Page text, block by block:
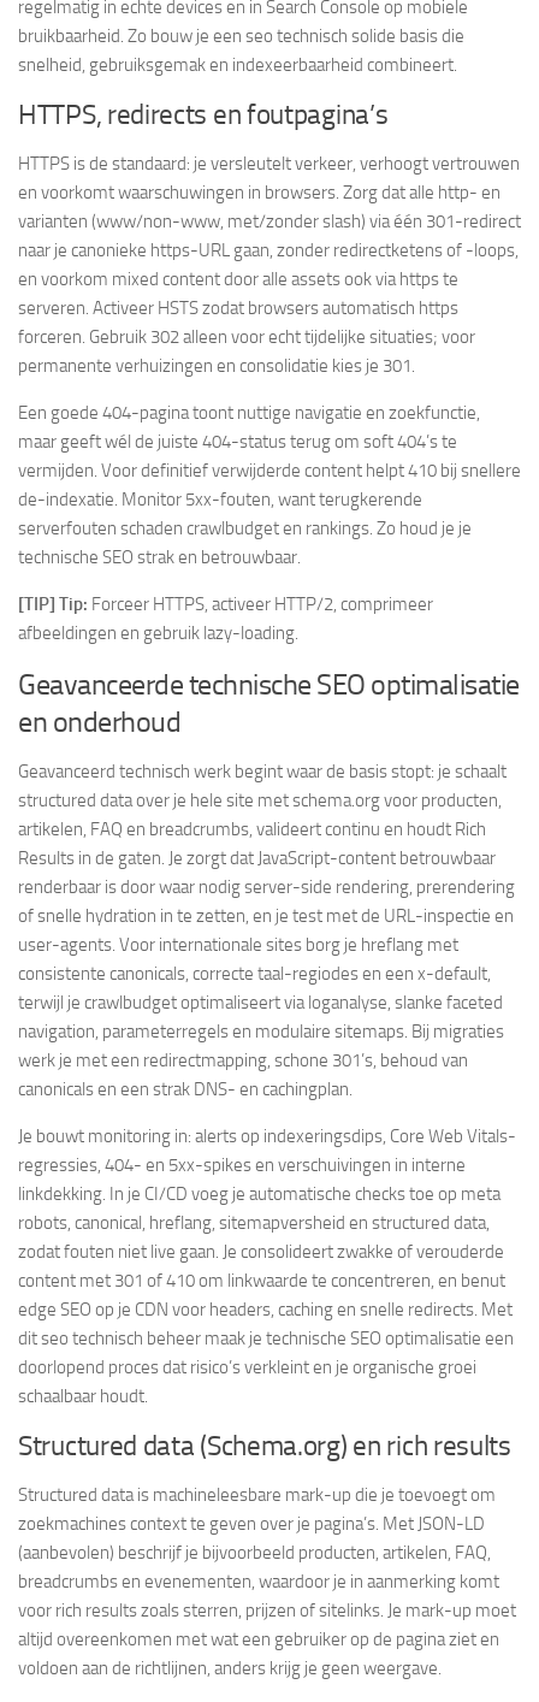
regelmatig in echte devices en in Search Console op mobiele
bruikbaarheid. Zo bouw je een seo technisch solide basis die
snelheid, gebruiksgemak en indexeerbaarheid combineert.
HTTPS, redirects en foutpagina’s
HTTPS is de standaard: je versleutelt verkeer, verhoogt vertrouwen
en voorkomt waarschuwingen in browsers. Zorg dat alle http- en
varianten (www/non-www, met/zonder slash) via één 301-redirect
naar je canonieke https-URL gaan, zonder redirectketens of -loops,
en voorkom mixed content door alle assets ook via https te
serveren. Activeer HSTS zodat browsers automatisch https
forceren. Gebruik 302 alleen voor echt tijdelijke situaties; voor
permanente verhuizingen en consolidatie kies je 301.
Een goede 404-pagina toont nuttige navigatie en zoekfunctie,
maar geeft wél de juiste 404-status terug om soft 404’s te
vermijden. Voor definitief verwijderde content helpt 410 bij snellere
de-indexatie. Monitor 5xx-fouten, want terugkerende
serverfouten schaden crawlbudget en rankings. Zo houd je je
technische SEO strak en betrouwbaar.
[TIP] Tip: Forceer HTTPS, activeer HTTP/2, comprimeer
afbeeldingen en gebruik lazy-loading.
Geavanceerde technische SEO optimalisatie
en onderhoud
Geavanceerd technisch werk begint waar de basis stopt: je schaalt
structured data over je hele site met schema.org voor producten,
artikelen, FAQ en breadcrumbs, valideert continu en houdt Rich
Results in de gaten. Je zorgt dat JavaScript-content betrouwbaar
renderbaar is door waar nodig server-side rendering, prerendering
of snelle hydration in te zetten, en je test met de URL-inspectie en
user-agents. Voor internationale sites borg je hreflang met
consistente canonicals, correcte taal-regiodes en een x-default,
terwijl je crawlbudget optimaliseert via loganalyse, slanke faceted
navigation, parameterregels en modulaire sitemaps. Bij migraties
werk je met een redirectmapping, schone 301’s, behoud van
canonicals en een strak DNS- en cachingplan.
Je bouwt monitoring in: alerts op indexeringsdips, Core Web Vitals-
regressies, 404- en 5xx-spikes en verschuivingen in interne
linkdekking. In je CI/CD voeg je automatische checks toe op meta
robots, canonical, hreflang, sitemapversheid en structured data,
zodat fouten niet live gaan. Je consolideert zwakke of verouderde
content met 301 of 410 om linkwaarde te concentreren, en benut
edge SEO op je CDN voor headers, caching en snelle redirects. Met
dit seo technisch beheer maak je technische SEO optimalisatie een
doorlopend proces dat risico’s verkleint en je organische groei
schaalbaar houdt.
Structured data (Schema.org) en rich results
Structured data is machineleesbare mark-up die je toevoegt om
zoekmachines context te geven over je pagina’s. Met JSON-LD
(aanbevolen) beschrijf je bijvoorbeeld producten, artikelen, FAQ,
breadcrumbs en evenementen, waardoor je in aanmerking komt
voor rich results zoals sterren, prijzen of sitelinks. Je mark-up moet
altijd overeenkomen met wat een gebruiker op de pagina ziet en
voldoen aan de richtlijnen, anders krijg je geen weergave.